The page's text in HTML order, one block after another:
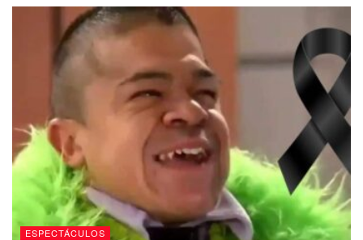
“Y gracias a ti por llevarlo al siguiente nivel,
loco. Mucho cariño siempre. Seguimos”.
El mensaje y fotografía de ambos de inmediato se ha
en las redes sociales donde los amantes de la
música de los interprete
s aplaudieron la colaboración
entre ambos
y ya esperan con ansia escucharlos juntos,
otros les auguran un gran éxito.
No dejes de Leer
ESPECTÁCULOS